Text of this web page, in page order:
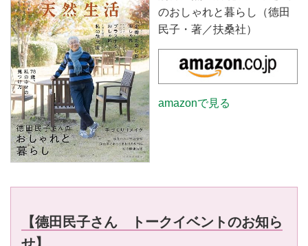
のおしゃれと暮らし（德田
民子・著／扶桑社）
amazonで見る
【德田民子さん トークイベントのお知ら
せ】